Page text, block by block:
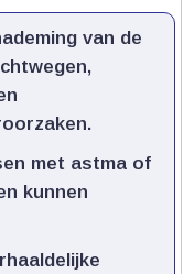
van de
met astma of
kunnen